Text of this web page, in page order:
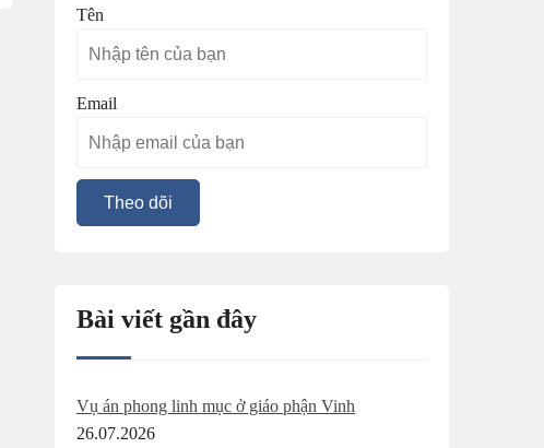
Tên
Email
Bài viết gần đây
Vụ án phong linh mục ở giáo phận Vinh
26.07.2026